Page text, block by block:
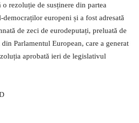
rezoluție de susținere din partea
europeni și a fost adresată
de zeci de eurodeputați, preluată de
Parlamentul European, care a generat
aprobată ieri de legislativul